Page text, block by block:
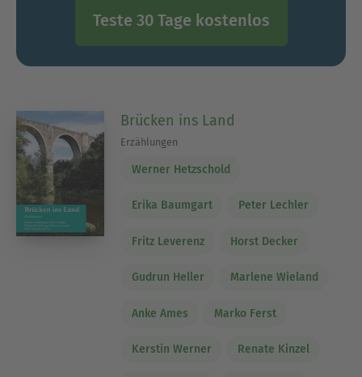
Teste 30 Tage kostenlos
Brücken ins Land
Erzählungen
Werner Hetzschold
Erika Baumgart Peter Lechler
Fritz Leverenz Horst Decker
Gudrun Heller Marlene Wieland
Anke Ames Marko Ferst
Kerstin Werner Renate Kinzel